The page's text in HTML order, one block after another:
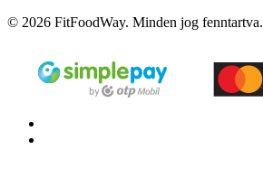
© 2026 FitFoodWay. Minden jog fenntartva.